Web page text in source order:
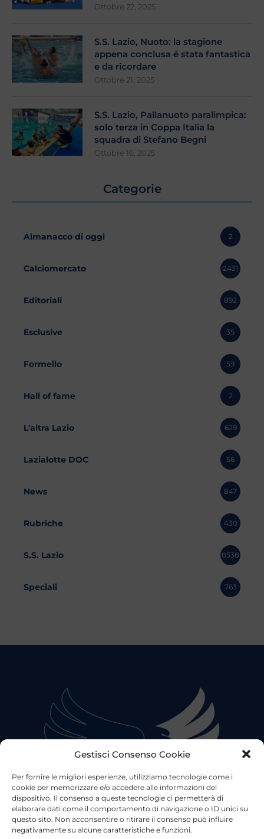
Gestisci Consenso Cookie
Per fornire le migliori esperienze, utilizziamo tecnologie come i
cookie per memorizzare e/o accedere alle informazioni del
dispositivo. Il consenso a queste tecnologie ci permetterà di
elaborare dati come il comportamento di navigazione o ID unici su
questo sito. Non acconsentire o ritirare il consenso può influire
negativamente su alcune caratteristiche e funzioni.
Ottobre 22, 2025
S.S. Lazio, Nuoto: la stagione
appena conclusa é stata fantastica
e da ricordare
Ottobre 21, 2025
S.S. Lazio, Pallanuoto paralimpica:
solo terza in Coppa Italia la
squadra di Stefano Begni
Ottobre 16, 2025
Categorie
Almanacco di oggi 2
Calciomercato 2431
Editoriali 892
Esclusive 35
Formello 59
Hall of fame 2
L'altra Lazio 629
Lazialotte DOC 56
News 847
Rubriche 430
S.S. Lazio 8538
Speciali 763
©2023 Tutti i diritti riservatiLazio Live TV